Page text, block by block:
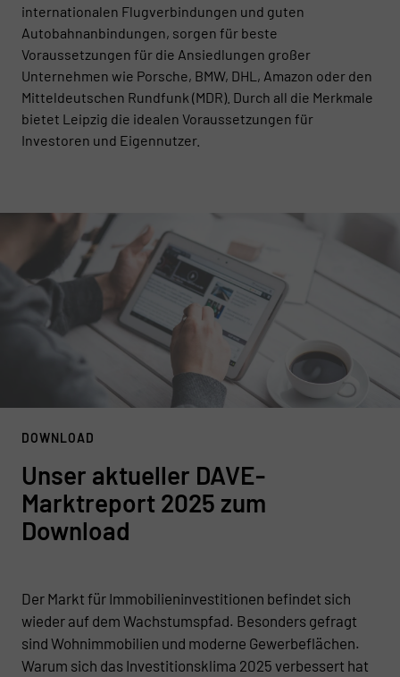
internationalen Flugverbindungen und guten
Autobahnanbindungen, sorgen für beste
Voraussetzungen für die Ansiedlungen großer
Unternehmen wie Porsche, BMW, DHL, Amazon oder den
Mitteldeutschen Rundfunk (MDR). Durch all die Merkmale
bietet Leipzig die idealen Voraussetzungen für
Investoren und Eigennutzer.
DOWNLOAD
Unser aktueller DAVE-
Marktreport 2025 zum
Download
Der Markt für Immobilieninvestitionen befindet sich
wieder auf dem Wachstumspfad. Besonders gefragt
sind Wohnimmobilien und moderne Gewerbeflächen.
Warum sich das Investitionsklima 2025 verbessert hat